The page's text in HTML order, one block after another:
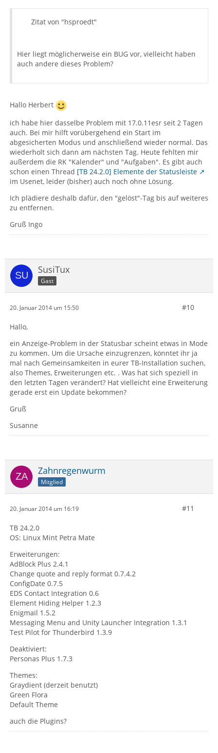
Zitat von "hsproedt"
Hier liegt möglicherweise ein BUG vor, vielleicht haben
auch andere dieses Problem?
Hallo Herbert
ich habe hier dasselbe Problem mit 17.0.11esr seit 2 Tagen
auch. Bei mir hilft vorübergehend ein Start im
abgesicherten Modus und anschließend wieder normal. Das
wiederholt sich dann am nächsten Tag. Heute fehlten mir
außerdem die RK "Kalender" und "Aufgaben". Es gibt auch
schon einen Thread [TB 24.2.0] Elemente der Statusleiste
im Usenet, leider (bisher) auch noch ohne Lösung.
Ich plädiere deshalb dafür, den "gelöst"-Tag bis auf weiteres
zu entfernen.
Gruß Ingo
SusiTux
Gast
20. Januar 2014 um 15:50 #10
Hallo,
ein Anzeige-Problem in der Statusbar scheint etwas in Mode
zu kommen. Um die Ursache einzugrenzen, könntet ihr ja
mal nach Gemeinsamkeiten in eurer TB-Installation suchen,
also Themes, Erweiterungen etc. . Was hat sich speziell in
den letzten Tagen verändert? Hat vielleicht eine Erweiterung
gerade erst ein Update bekommen?
Gruß
Susanne
Zahnregenwurm
Mitglied
20. Januar 2014 um 16:19 #11
TB 24.2.0
OS: Linux Mint Petra Mate
Erweiterungen:
AdBlock Plus 2.4.1
Change quote and reply format 0.7.4.2
ConfigDate 0.7.5
EDS Contact Integration 0.6
Element Hiding Helper 1.2.3
Enigmail 1.5.2
Messaging Menu and Unity Launcher Integration 1.3.1
Test Pilot for Thunderbird 1.3.9
Deaktiviert:
Personas Plus 1.7.3
Themes:
Graydient (derzeit benutzt)
Green Flora
Default Theme
auch die Plugins?